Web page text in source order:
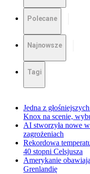
Polecane
Najnowsze
Tagi
Jedna z
Knox na scenie,
AI stworzyła nowe
zagrożeniach
Rekordowa
40 stopni Celsjusza
Amerykanie
Grenlandię